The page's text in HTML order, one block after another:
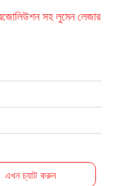
সহ লুমেন লেজার
এখন চ্যাট করুন